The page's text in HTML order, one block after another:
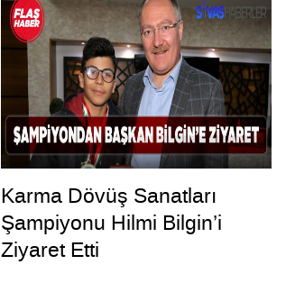
Karma Dövüş Sanatları
Şampiyonu Hilmi Bilgin’i
Ziyaret Etti